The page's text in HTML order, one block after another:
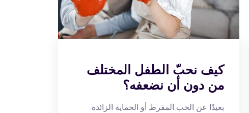
كيف نحبّ الطفل المختلف
من دون أن نضعفه؟
بعيدًا عن الحب المفرط أو الحماية الزائدة.